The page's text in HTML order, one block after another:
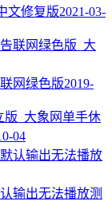
文修复版2021-03-
网绿色版2019-
单手休
04
输出无法播放测